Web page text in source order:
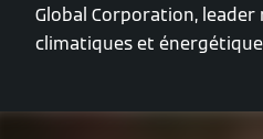
Global Corporation,
climatiques et